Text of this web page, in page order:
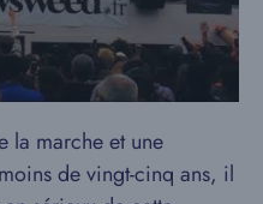
la marche et une
de vingt-cinq ans, il